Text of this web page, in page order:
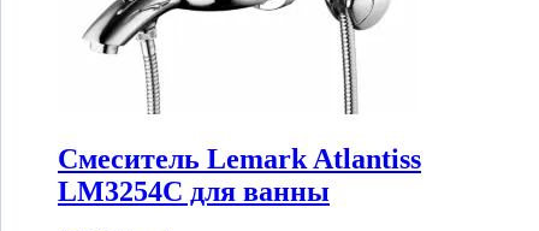
Смеситель Lemark Atlantiss
LM3254C для ванны